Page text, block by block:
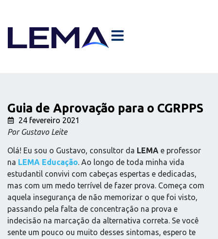
Guia de Aprovação para o CGRPPS
24 fevereiro 2021
Por Gustavo Leite
Olá! Eu sou o Gustavo, consultor da LEMA e professor
na LEMA Educação. Ao longo de toda minha vida
estudantil convivi com cabeças espertas e dedicadas,
mas com um medo terrível de fazer prova. Começa com
aquela insegurança de não memorizar o que foi visto,
passando pela falta de concentração na prova e
indecisão na marcação da alternativa correta. Se você
sente um pouco ou muito desses sintomas, espero te